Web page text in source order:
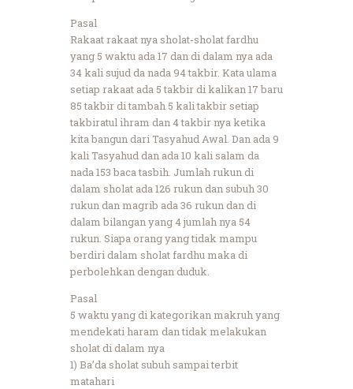
Pasal
Rakaat rakaat nya sholat-sholat fardhu
yang 5 waktu ada 17 dan di dalam nya ada
34 kali sujud da nada 94 takbir. Kata ulama
setiap rakaat ada 5 takbir di kalikan 17 baru
85 takbir di tambah 5 kali takbir setiap
takbiratul ihram dan 4 takbir nya ketika
kita bangun dari Tasyahud Awal. Dan ada 9
kali Tasyahud dan ada 10 kali salam da
nada 153 baca tasbih. Jumlah rukun di
dalam sholat ada 126 rukun dan subuh 30
rukun dan magrib ada 36 rukun dan di
dalam bilangan yang 4 jumlah nya 54
rukun. Siapa orang yang tidak mampu
berdiri dalam sholat fardhu maka di
perbolehkan dengan duduk.
Pasal
5 waktu yang di kategorikan makruh yang
mendekati haram dan tidak melakukan
sholat di dalam nya
1) Ba’da sholat subuh sampai terbit
matahari